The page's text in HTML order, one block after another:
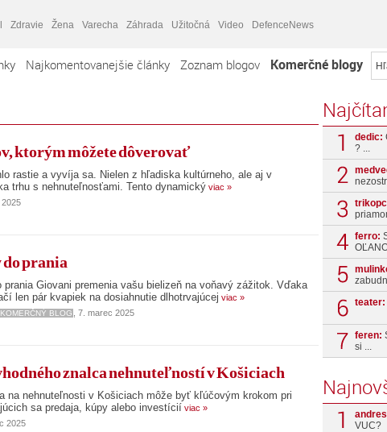
Zdravie Žena Varecha Záhrada Užitočná Video DefenceNews
Najkomentovanejšie články Zoznam blogov Komerčné blogy
ktorým môžete dôverovať
rastie a vyvíja sa. Nielen z hľadiska kultúrneho, ale aj v
trhu s nehnuteľnosťami. Tento dynamický viac »
2025
do prania
prania Giovani premenia vašu bielizeň na voňavý zážitok. Vďaka
len pár kvapiek na dosiahnutie dlhotrvajúcej viac »
KOMERČNÝ BLOG , 7. marec 2025
znalca nehnuteľností v Košiciach
na nehnuteľnosti v Košiciach môže byť kľúčovým krokom pri
sa predaja, kúpy alebo investícií viac »
2025
dedic:
? ...
ferro:
teater:
feren:
si ...
VUC?